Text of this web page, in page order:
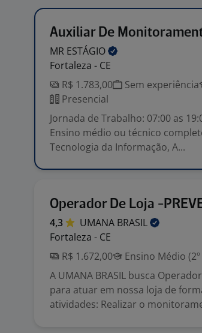
Auxiliar De
MR ESTÁGIO
Fortaleza - CE
R$ 1.783,00
Sem experiência
Presencial
Jornada de Trabalho: 07:00 as
Ensino médio ou técnico
Tecnologia da Informação, A...
Operador De Loja -
4,3 UMANA BRASIL
Fortaleza - CE
R$ 1.672,00
Ensino Médio
A UMANA BRASIL busca
para atuar em nossa loja de
atividades: Realizar o